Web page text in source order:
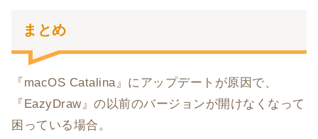
まとめ
『macOS Catalina』にアップデートが原因で、
『EazyDraw』の以前のバージョンが開けなくなって
困っている場合。